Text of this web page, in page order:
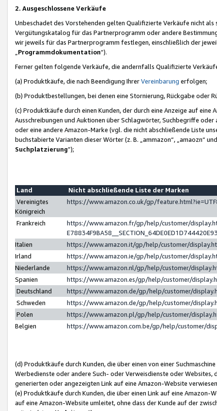
2. Ausgeschlossene Verkäufe
Unbeschadet des Vorstehenden gelten Qualifizierte Verkäufe nicht
Vergütungskatalog für das Partnerprogramm oder andere
wir jeweils für das Partnerprogramm festlegen, einschließlich der
Programmdokumentation“).
Ferner gelten folgende Verkäufe, die andernfalls Qualifizierte
(a) Produktkäufe, die nach Beendigung IhrerVereinbarung erfolgen;
(b) Produktbestellungen, bei denen eine Stornierung, Rückgabe oder
(c) Produktkäufe durch einen Kunden, der durch eine Anzeige auf
Ausschreibungen und Auktionen über Schlagwörter, Suchbegriffe
oder eine andere Amazon-Marke (vgl. die nicht abschließende Liste
buchstabierte Varianten dieser Wörter (z. B. „ammazon“, „amaozn“
Suchplatzierung”);
Land
Nicht abschließende Liste der Marken
Vereinigtes
Königreich
https://www.amazon.co.uk/gp/
Frankreich
https://www.amazon.fr/gp/help/customer/
Italien
https://www.amazon.it/gp/help/customer/
Irland
https://www.amazon.ie/gp/help/customer/
Niederlande
https://www.amazon.nl/gp/help/customer/
Spanien
https://www.amazon.es/gp/help/customer/
Deutschland
https://www.amazon.de/gp/help/customer/
Schweden
https://www.amazon.de/gp/help/customer/
Polen
https://www.amazon.pl/gp/help/customer/
Belgien
https://www.amazon.com.be/gp/help/customer/
(d) Produktkäufe durch Kunden, die über einen von einer
Werbedienste oder andere Such- oder Verweisdienste oder Websites,
generierten oder angezeigten Link auf eine Amazon-Website
(e) Produktkäufe durch Kunden, die über einen Link auf eine
auf eine Amazon-Website umleitet, ohne dass der Kunde auf der